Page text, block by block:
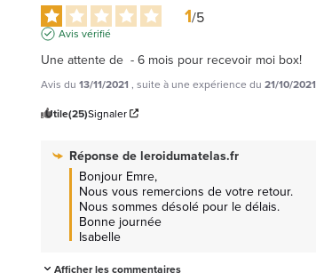
1/5
Avis vérifié
Une attente de  - 6 mois pour recevoir moi box!
Avis du 13/11/2021 , suite à une expérience du 21/10/2021
Utile(25)Signaler
Réponse de leroidumatelas.fr
Bonjour Emre,
Nous vous remercions de votre retour.
Nous sommes désolé pour le délais.
Bonne journée
Isabelle
Afficher les commentaires